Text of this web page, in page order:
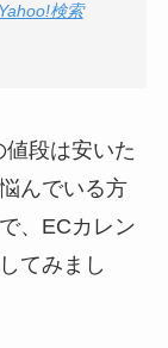
検索
段は安いた
んでいる方
、ECカレン
てみまし